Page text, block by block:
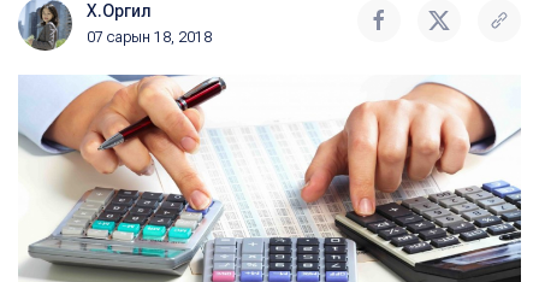
Х.Оргил
07 сарын 18, 2018